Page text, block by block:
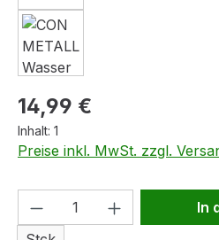
Regulärer Preis:
14,99 €
Inhalt: 1
Preise inkl. MwSt. zzgl.
Produkt Anzahl: In